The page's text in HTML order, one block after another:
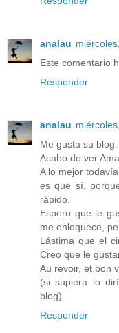
analau
Este comentario
Responder
analau
Me gusta su blog.
Acabo de ver
A lo mejor
es que sí,
rápido.
Espero que le
me enloquece,
Lástima que el
Creo que le
Au revoir, et bon
(si supiera lo
blog).
Responder